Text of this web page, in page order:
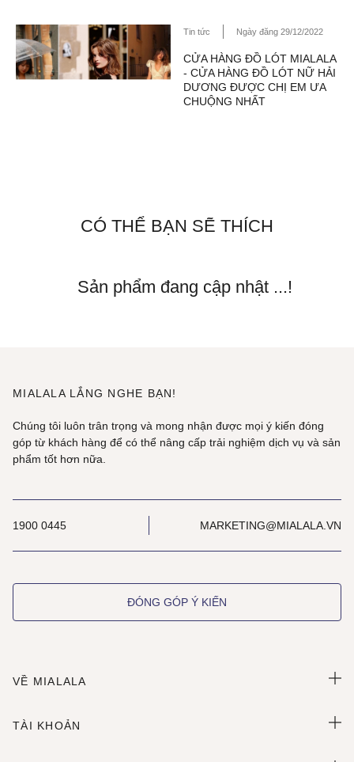
Tin tức Ngày đăng 29/12/2022
CỬA HÀNG ĐỒ LÓT MIALALA
- CỬA HÀNG ĐỒ LÓT NỮ HẢI
DƯƠNG ĐƯỢC CHỊ EM ƯA
CHUỘNG NHẤT
CÓ THỂ BẠN SẼ THÍCH
Sản phẩm đang cập nhật ...!
MIALALA LẮNG NGHE BẠN!
Chúng tôi luôn trân trọng và mong nhận được mọi ý kiến đóng
góp từ khách hàng để có thể nâng cấp trải nghiệm dịch vụ và sản
phẩm tốt hơn nữa.
1900 0445 MARKETING@MIALALA.VN
ĐÓNG GÓP Ý KIẾN
VỀ MIALALA
TÀI KHOẢN